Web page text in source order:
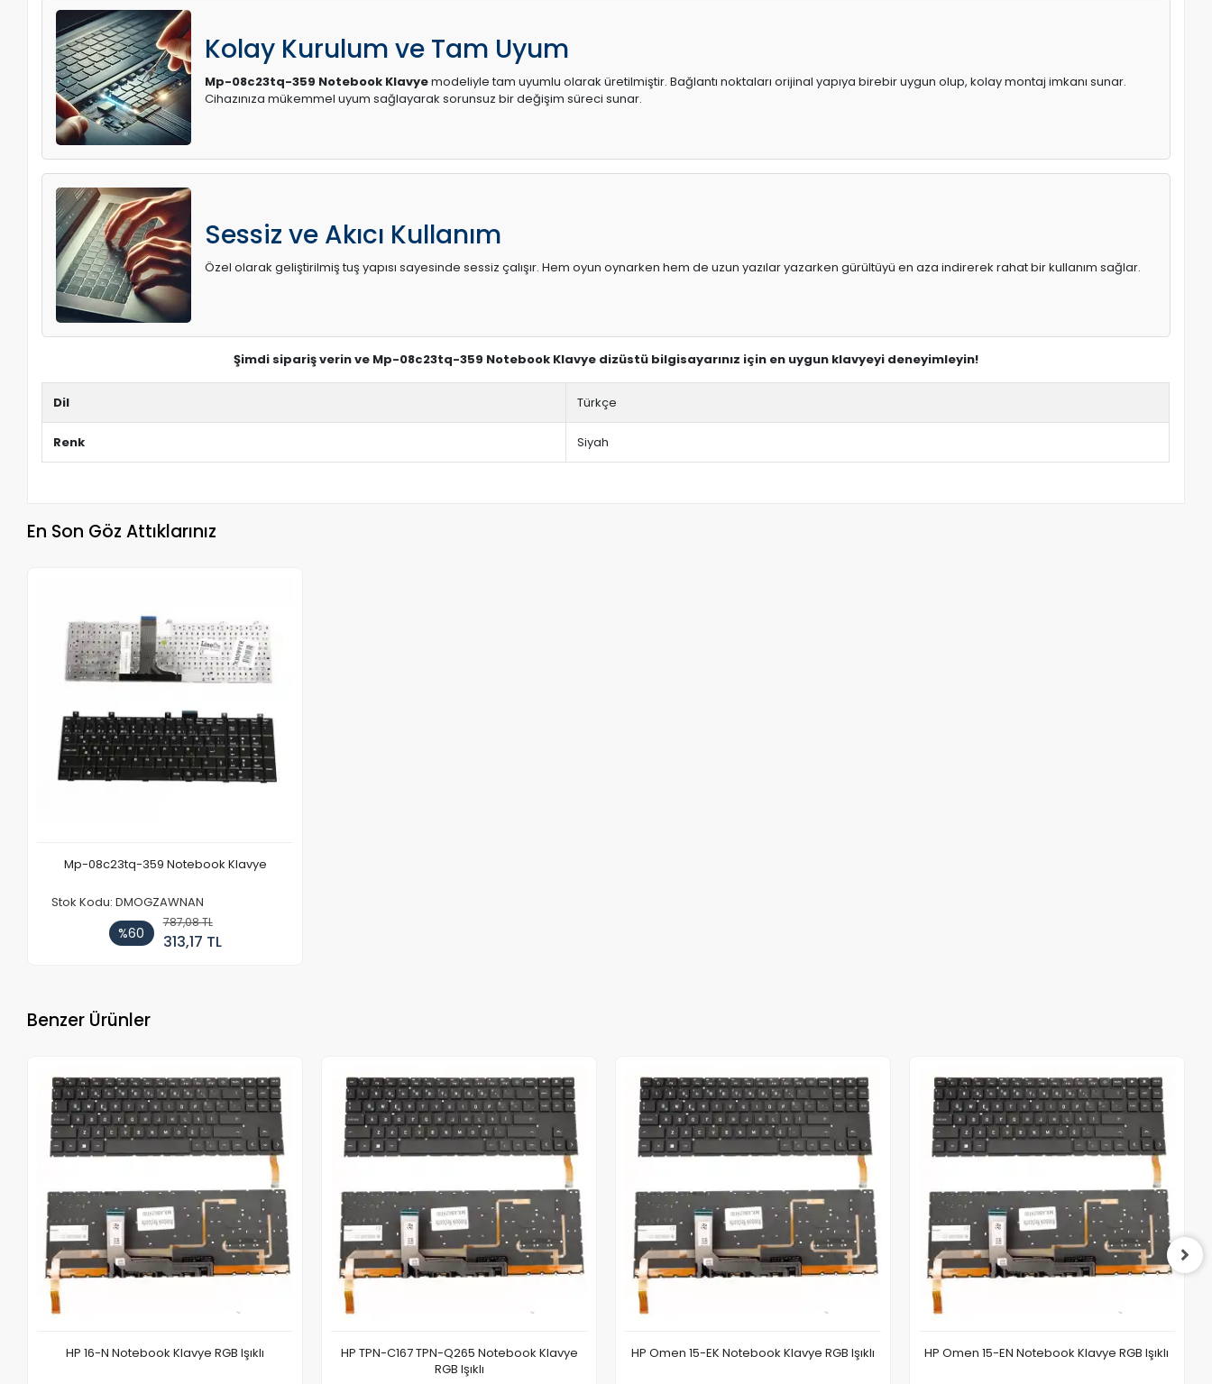
Kolay Kurulum ve Tam Uyum
Mp-08c23tq-359 Notebook Klavyemodeliyle tam uyumlu olarak üretilmiştir. Bağlantı noktaları orijinal yapıya birebir uygun olup, kolay montaj imkanı sunar.
Cihazınıza mükemmel uyum sağlayarak sorunsuz bir değişim süreci sunar.
Sessiz ve Akıcı Kullanım
Özel olarak geliştirilmiş tuş yapısı sayesinde sessiz çalışır. Hem oyun oynarken hem de uzun yazılar yazarken gürültüyü en aza indirerek rahat bir kullanım sağlar.
Şimdi sipariş verin ve Mp-08c23tq-359 Notebook Klavye dizüstü bilgisayarınız için en uygun klavyeyi deneyimleyin!
Dil Türkçe
Renk Siyah
En Son Göz Attıklarınız
Mp-08c23tq-359 Notebook Klavye
Stok Kodu: DMOGZAWNAN
%60
787,08 TL
313,17 TL
Benzer Ürünler
HP 16-N Notebook Klavye RGB Işıklı
HP TPN-C167 TPN-Q265 Notebook Klavye
RGB Işıklı
HP Omen 15-EK Notebook Klavye RGB Işıklı HP Omen 15-EN Notebook Klavye RGB Işıklı